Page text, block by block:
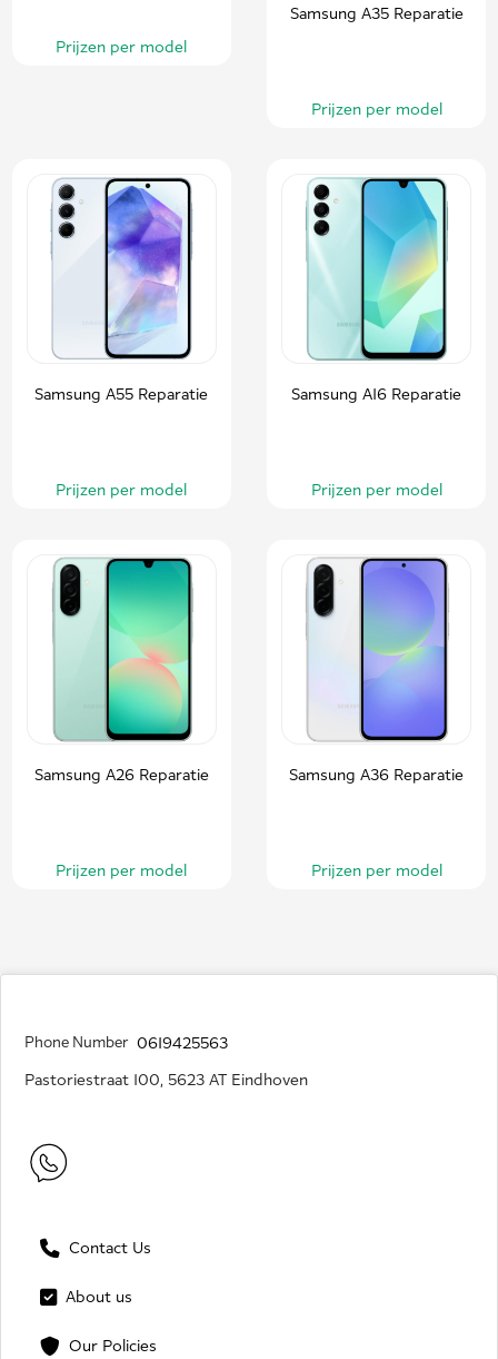
Prijzen per model
Samsung A35 Reparatie
Prijzen per model
Samsung A55 Reparatie
Prijzen per model
Samsung A16 Reparatie
Prijzen per model
Samsung A26 Reparatie
Prijzen per model
Samsung A36 Reparatie
Prijzen per model
Phone Number 0619425563
Pastoriestraat 100, 5623 AT Eindhoven
Contact Us
About us
Our Policies